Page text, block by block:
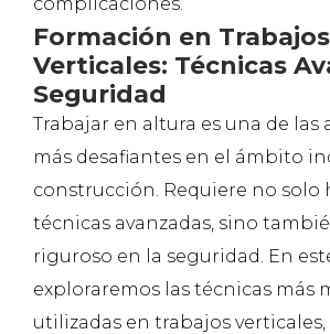
Formación en Trabajos
Verticales: Técnicas
Seguridad
Trabajar en altura es una de las
más desafiantes en el ámbito
construcción. Requiere no solo
técnicas avanzadas, sino
riguroso en la seguridad. En
exploraremos las técnicas más
utilizadas en trabajos verticales,